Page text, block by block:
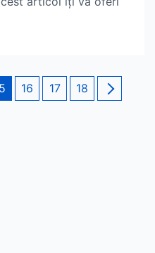
Page
16 Page
17 Page
18